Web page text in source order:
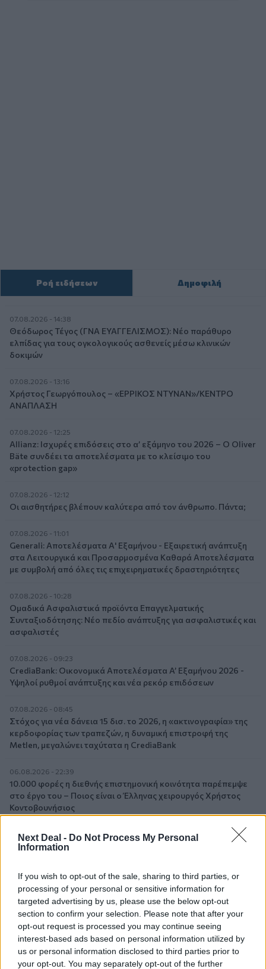
Next Deal - Do Not Process My Personal
Information
If you wish to opt-out of the sale, sharing to third parties, or
processing of your personal or sensitive information for
targeted advertising by us, please use the below opt-out
section to confirm your selection. Please note that after your
opt-out request is processed you may continue seeing
interest-based ads based on personal information utilized by
us or personal information disclosed to third parties prior to
your opt-out. You may separately opt-out of the further
Ροή ειδήσεων Δημοφιλή
07.08.2026 - 14:38
Θεόδωρος Τέγος (ΓΝΑ ΕΥΑΓΓΕΛΙΣΜΟΣ): Νέο παράθυρο
ελπίδας για τους ογκολογικούς ασθενείς μέσω κλινικών
δοκιμών
07.08.2026 - 13:16
Χρήστος Γεωργόπουλος – «ΕΡΡΙΚΟΣ ΝΤΥΝΑΝ»/ΚΕΝΤΡΟ
ΑΝΑΠΛΑΣΗ
07.08.2026 - 12:25
Allianz: Ισχυρές επιδόσεις στο α’ εξάμηνο του 2026 – Ο Oliver
Bäte συνδέει τα αποτελέσματα με το κλείσιμο του
«protection gap»
07.08.2026 - 12:12
Οι αισθητήρες βλέπουν καλύτερα από τον άνθρωπο. Πάντα;
07.08.2026 - 11:01
Generali: Αποτελέσματα Α' Εξαμήνου - Εξαιρετική ανάπτυξη
στα Λειτουργικά και Προσαρμοσμένα Καθαρά Αποτελέσματα
με συμβολή από όλες τις επιχειρηματικές δραστηριότητες
07.08.2026 - 10:28
Ομαδικά Ασφαλιστικά προϊόντα Επαγγελματικής
Συνταξιοδότησης: Νέο πεδίο ανάπτυξης για ασφαλιστικές και
ασφαλιστές
07.08.2026 - 09:23
CrediaBank: Οικονομικά Αποτελέσματα A’ Εξαμήνου 2026 -
Υψηλοί ρυθμοί ανάπτυξης και νέα ρεκόρ επιδόσεων
07.08.2026 - 08:45
Στόχος για νέα δάνεια 15 δισ. το 2026, η «ακτινογραφία» της
κερδοφορίας των τραπεζών, η δυναμική επιστροφή της
Metlen, μεγαλώνει ταχύτατα η CrediaBank
06.08.2026 - 22:39
10.000 φορές η διεθνής επιστημονική κοινότητα παρέπεμψε
στο έργο του – Ποιος είναι ο Έλληνας χειρουργός Χρήστος
Κοντοβουνήσιος
06.08.2026 - 14:55
Μιχάλης Τάτσης, Insurance & Healthcare Analyst, διευθυντής
06.08.2026 - 13:30
Όταν η επόμενη μέρα είναι στάχτη, τι θα πει ο Ασφαλιστικός
Διαμεσολαβητής στον πελάτη κλάδου υγείας;
06.08.2026 - 12:22
Kavita Patel - PhARMA Innovation Forum: Ένα στα πέντε
καινοτόμα φάρμακα φτάνει τελικά στην Ελλάδα